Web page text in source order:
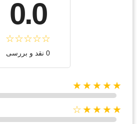
0.0
0 نقد و بررسی
★★★★★
★★★★☆